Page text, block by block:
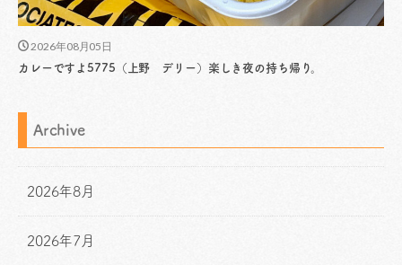
2026年08月05日
カレーですよ5775（上野 デリー）楽しき夜の持ち帰り。
Archive
2026年8月
2026年7月